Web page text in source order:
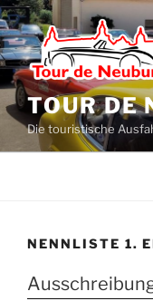
Zum
Inhalt
springen
TOUR DE
Die touristische
NENNLISTE 1.